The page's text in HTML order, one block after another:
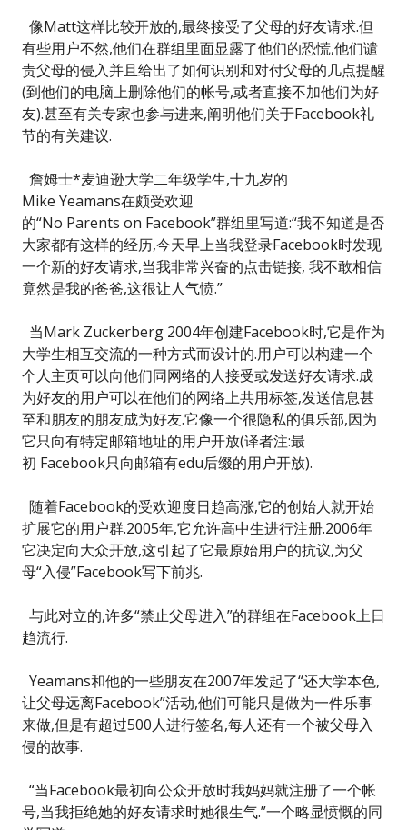
像Matt这样比较开放的,最终接受了父母的好友请求.但
有些用户不然,他们在群组里面显露了他们的恐慌,他们谴
责父母的侵入并且给出了如何识别和对付父母的几点提醒
(到他们的电脑上删除他们的帐号,或者直接不加他们为好
友).甚至有关专家也参与进来,阐明他们关于Facebook礼
节的有关建议.
詹姆士*麦迪逊大学二年级学生,十九岁的
Mike Yeamans在颇受欢迎
的“No Parents on Facebook”群组里写道:“我不知道是否
大家都有这样的经历,今天早上当我登录Facebook时发现
一个新的好友请求,当我非常兴奋的点击链接, 我不敢相信
竟然是我的爸爸,这很让人气愤.”
当Mark Zuckerberg 2004年创建Facebook时,它是作为
大学生相互交流的一种方式而设计的.用户可以构建一个
个人主页可以向他们同网络的人接受或发送好友请求.成
为好友的用户可以在他们的网络上共用标签,发送信息甚
至和朋友的朋友成为好友.它像一个很隐私的俱乐部,因为
它只向有特定邮箱地址的用户开放(译者注:最
初 Facebook只向邮箱有edu后缀的用户开放).
随着Facebook的受欢迎度日趋高涨,它的创始人就开始
扩展它的用户群.2005年,它允许高中生进行注册.2006年
它决定向大众开放,这引起了它最原始用户的抗议,为父
母“入侵”Facebook写下前兆.
与此对立的,许多“禁止父母进入”的群组在Facebook上日
趋流行.
Yeamans和他的一些朋友在2007年发起了“还大学本色,
让父母远离Facebook”活动,他们可能只是做为一件乐事
来做,但是有超过500人进行签名,每人还有一个被父母入
侵的故事.
“当Facebook最初向公众开放时我妈妈就注册了一个帐
号,当我拒绝她的好友请求时她很生气.”一个略显愤慨的同